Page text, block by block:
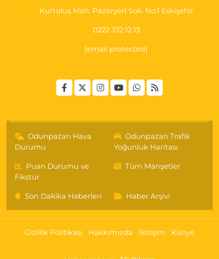
Kurtuluş Mah. Pazaryeri Sok. No:1 Eskişehir
0222 332 12 13
[email protected]
Odunpazarı Hava
Durumu
Odunpazarı Trafik
Yoğunluk Haritası
Puan Durumu ve
Fikstür
Tüm Manşetler
Son Dakika Haberleri Haber Arşivi
Gizlilik Politikası Hakkımızda İletişim Künye